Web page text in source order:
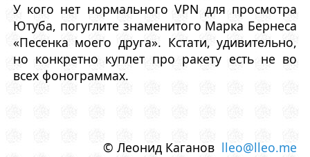
У кого нет нормального VPN для просмотра
Ютуба, погуглите знаменитого Марка Бернеса
«Песенка моего друга». Кстати, удивительно,
но конкретно куплет про ракету есть не во
всех фонограммах.
© Леонид Каганов lleo@lleo.me